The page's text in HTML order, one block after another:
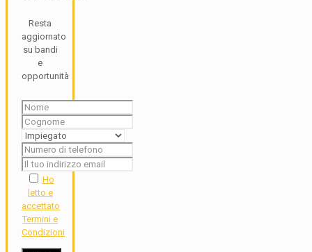
Resta
aggiornato
su bandi
e
opportunità
Ho
letto e
accettato
Termini e
Condizioni